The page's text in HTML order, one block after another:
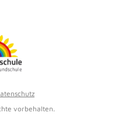
vorbehalten.